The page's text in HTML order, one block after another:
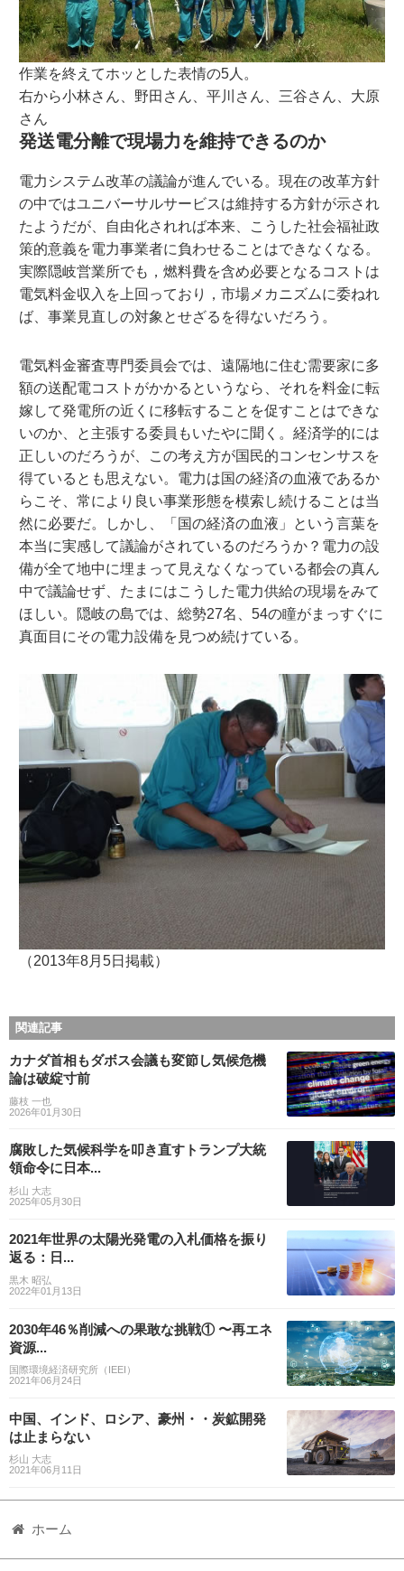
作業を終えてホッとした表情の5人。
右から小林さん、野田さん、平川さん、三谷さん、大原
さん
発送電分離で現場力を維持できるのか
電力システム改革の議論が進んでいる。現在の改革方針
の中ではユニバーサルサービスは維持する方針が示され
たようだが、自由化されれば本来、こうした社会福祉政
策的意義を電力事業者に負わせることはできなくなる。
実際隠岐営業所でも，燃料費を含め必要となるコストは
電気料金収入を上回っており，市場メカニズムに委ねれ
ば、事業見直しの対象とせざるを得ないだろう。
電気料金審査専門委員会では、遠隔地に住む需要家に多
額の送配電コストがかかるというなら、それを料金に転
嫁して発電所の近くに移転することを促すことはできな
いのか、と主張する委員もいたやに聞く。経済学的には
正しいのだろうが、この考え方が国民的コンセンサスを
得ているとも思えない。電力は国の経済の血液であるか
らこそ、常により良い事業形態を模索し続けることは当
然に必要だ。しかし、「国の経済の血液」という言葉を
本当に実感して議論がされているのだろうか？電力の設
備が全て地中に埋まって見えなくなっている都会の真ん
中で議論せず、たまにはこうした電力供給の現場をみて
ほしい。隠岐の島では、総勢27名、54の瞳がまっすぐに
真面目にその電力設備を見つめ続けている。
（2013年8月5日掲載）
関連記事
カナダ首相もダボス会議も変節し気候危機
論は破綻寸前
藤枝 一也
2026年01月30日
腐敗した気候科学を叩き直すトランプ大統
領命令に日本...
杉山 大志
2025年05月30日
2021年世界の太陽光発電の入札価格を振り
返る：日...
黒木 昭弘
2022年01月13日
2030年46％削減への果敢な挑戦① 〜再エネ
資源...
国際環境経済研究所（IEEI）
2021年06月24日
中国、インド、ロシア、豪州・・炭鉱開発
は止まらない
杉山 大志
2021年06月11日
ホーム